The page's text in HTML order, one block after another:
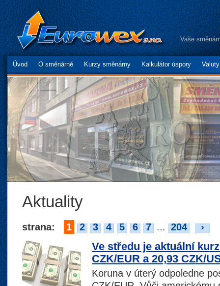
Vaše
Úvod O směnárně Kurzy směnárny Kalkulátor úspory
Aktuality
strana: 1 2 3 4 5 6 7 ... 204 ›
Ve středu je aktuální
CZK/EUR a 20,93 CZK/
Koruna v úterý odpoledne